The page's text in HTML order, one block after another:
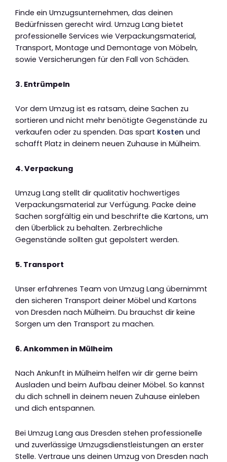
Finde ein Umzugsunternehmen, das deinen
Bedürfnissen gerecht wird. Umzug Lang bietet
professionelle Services wie Verpackungsmaterial,
Transport, Montage und Demontage von Möbeln,
sowie Versicherungen für den Fall von Schäden.
3. Entrümpeln
Vor dem Umzug ist es ratsam, deine Sachen zu
sortieren und nicht mehr benötigte Gegenstände zu
verkaufen oder zu spenden. Das spart Kosten und
schafft Platz in deinem neuen Zuhause in Mülheim.
4. Verpackung
Umzug Lang stellt dir qualitativ hochwertiges
Verpackungsmaterial zur Verfügung. Packe deine
Sachen sorgfältig ein und beschrifte die Kartons, um
den Überblick zu behalten. Zerbrechliche
Gegenstände sollten gut gepolstert werden.
5. Transport
Unser erfahrenes Team von Umzug Lang übernimmt
den sicheren Transport deiner Möbel und Kartons
von Dresden nach Mülheim. Du brauchst dir keine
Sorgen um den Transport zu machen.
6. Ankommen in Mülheim
Nach Ankunft in Mülheim helfen wir dir gerne beim
Ausladen und beim Aufbau deiner Möbel. So kannst
du dich schnell in deinem neuen Zuhause einleben
und dich entspannen.
Bei Umzug Lang aus Dresden stehen professionelle
und zuverlässige Umzugsdienstleistungen an erster
Stelle. Vertraue uns deinen Umzug von Dresden nach